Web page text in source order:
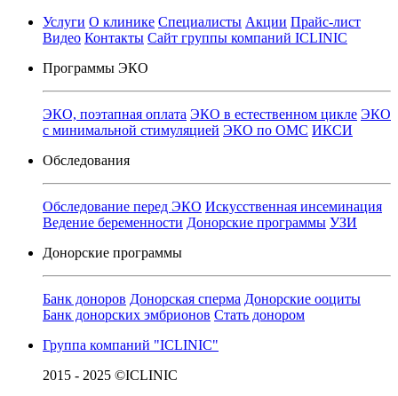
Услуги О клинике Специалисты Акции Прайс-лист
Видео Контакты Сайт группы компаний ICLINIC
Программы ЭКО
ЭКО, поэтапная оплата ЭКО в естественном цикле ЭКО
с минимальной стимуляцией ЭКО по ОМС ИКСИ
Обследования
Обследование перед ЭКО Искусственная инсеминация
Ведение беременности Донорские программы УЗИ
Донорские программы
Банк доноров Донорская сперма Донорские ооциты
Банк донорских эмбрионов Стать донором
Группа компаний "ICLINIC"
2015 - 2025 ©ICLINIC